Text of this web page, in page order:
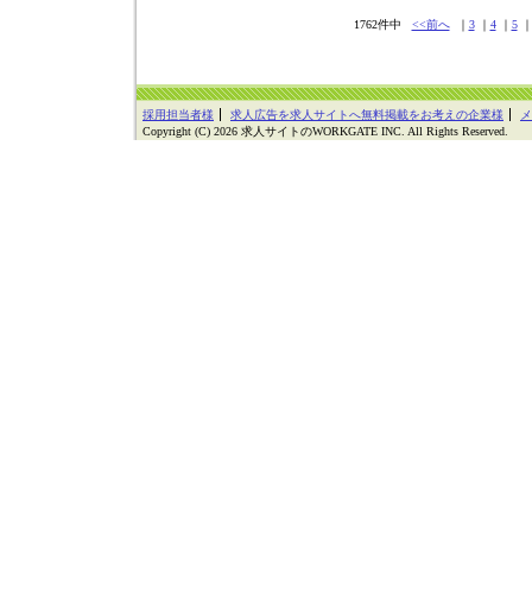
1762件中 <<前へ｜ 3｜ 4｜ 5｜
採用担当者様 求人広告を求人サイトへ無料掲載をお考えの企業様
Copyright (C) 2026 求人サイトのWORKGATE INC. All Rights Reserved.